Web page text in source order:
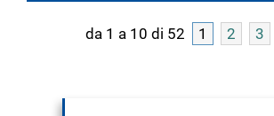
da 1 a 10 di 52 1 2 3